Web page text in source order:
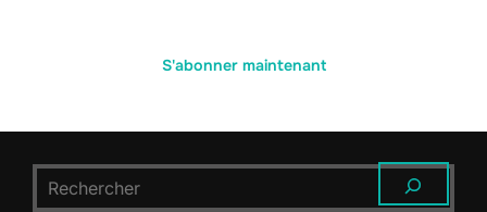
S'abonner maintenant
RECHERCHER